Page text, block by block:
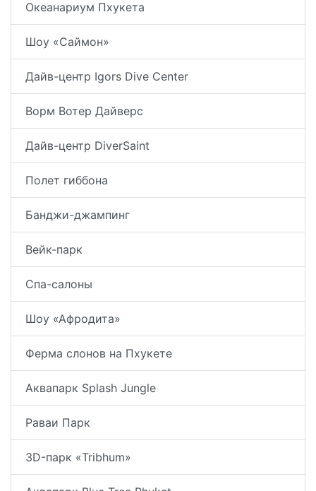
Океанариум Пхукета
Шоу «Саймон»
Дайв-центр Igors Dive Center
Ворм Вотер Дайверс
Дайв-центр DiverSaint
Полет гиббона
Банджи-джампинг
Вейк-парк
Спа-салоны
Шоу «Афродита»
Ферма слонов на Пхукете
Аквапарк Splash Jungle
Раваи Парк
3D-парк «Tribhum»